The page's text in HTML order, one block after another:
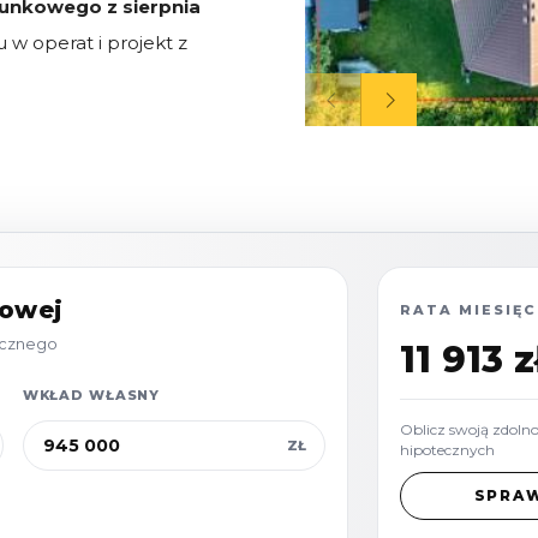
z sierpnia
w operat i projekt z
o
1 250m3
do kalenicy, w
hol, 2
Budynek
w nowej części
WKŁAD WŁASNY
ZŁ
RATA
11 913
Oblicz swoją
hipotecznych